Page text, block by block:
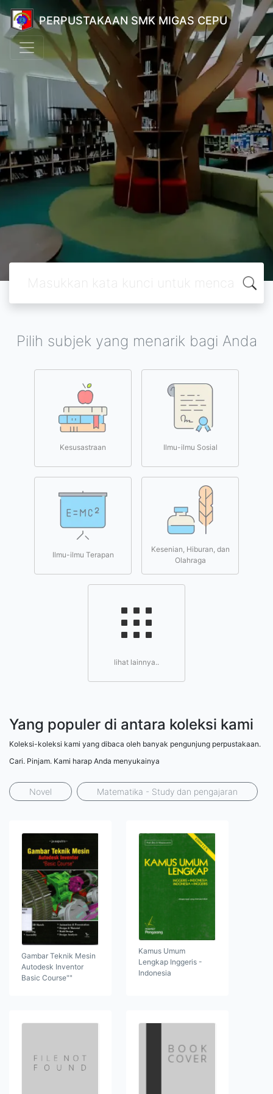
PERPUSTAKAAN SMK MIGAS CEPU
Pilih subjek yang menarik bagi Anda
Kesusastraan Ilmu-ilmu Sosial
Ilmu-ilmu Terapan
Kesenian, Hiburan, dan
Olahraga
lihat lainnya..
Yang populer di antara koleksi kami
Koleksi-koleksi kami yang dibaca oleh banyak pengunjung perpustakaan.
Cari. Pinjam. Kami harap Anda menyukainya
Novel Matematika - Study dan pengajaran
Gambar Teknik Mesin
Autodesk Inventor
Basic Course""
Kamus Umum
Lengkap Inggeris -
Indonesia